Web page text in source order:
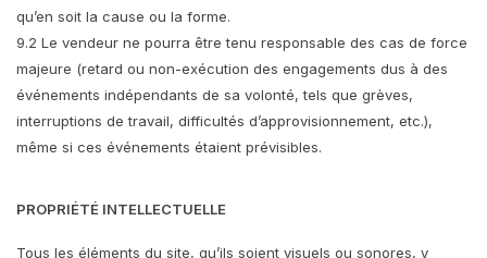
qu’en soit la cause ou la forme.
9.2 Le vendeur ne pourra être tenu responsable des cas de force
majeure (retard ou non-exécution des engagements dus à des
événements indépendants de sa volonté, tels que grèves,
interruptions de travail, difficultés d’approvisionnement, etc.),
même si ces événements étaient prévisibles.
PROPRIÉTÉ INTELLECTUELLE
Tous les éléments du site, qu’ils soient visuels ou sonores, y